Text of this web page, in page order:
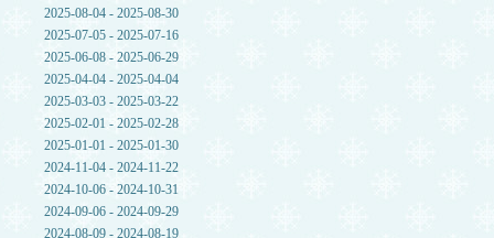
2025-08-04 - 2025-08-30
2025-07-05 - 2025-07-16
2025-06-08 - 2025-06-29
2025-04-04 - 2025-04-04
2025-03-03 - 2025-03-22
2025-02-01 - 2025-02-28
2025-01-01 - 2025-01-30
2024-11-04 - 2024-11-22
2024-10-06 - 2024-10-31
2024-09-06 - 2024-09-29
2024-08-09 - 2024-08-19